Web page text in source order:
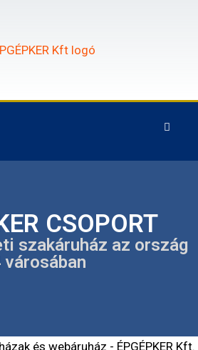
CSOPORT
szakáruház az ország
városában